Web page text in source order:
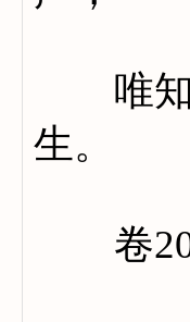
唯知
生。
卷